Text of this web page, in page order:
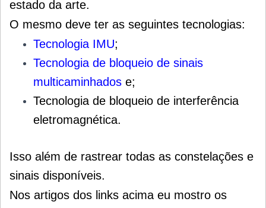
estado da arte.
O mesmo deve ter as seguintes tecnologias:
Tecnologia IMU;
Tecnologia de bloqueio de sinais
multicaminhados e;
Tecnologia de bloqueio de interferência
eletromagnética.
Isso além de rastrear todas as constelações e
sinais disponíveis.
Nos artigos dos links acima eu mostro os